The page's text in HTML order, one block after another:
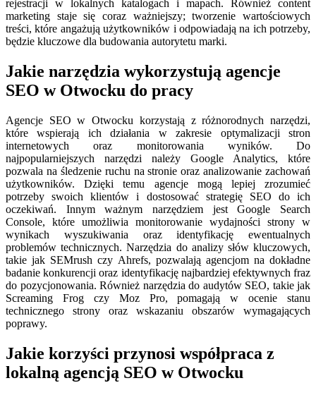
rejestracji w lokalnych katalogach i mapach. Również content
marketing staje się coraz ważniejszy; tworzenie wartościowych
treści, które angażują użytkowników i odpowiadają na ich potrzeby,
będzie kluczowe dla budowania autorytetu marki.
Jakie narzędzia wykorzystują agencje
SEO w Otwocku do pracy
Agencje SEO w Otwocku korzystają z różnorodnych narzędzi,
które wspierają ich działania w zakresie optymalizacji stron
internetowych oraz monitorowania wyników. Do
najpopularniejszych narzędzi należy Google Analytics, które
pozwala na śledzenie ruchu na stronie oraz analizowanie zachowań
użytkowników. Dzięki temu agencje mogą lepiej zrozumieć
potrzeby swoich klientów i dostosować strategię SEO do ich
oczekiwań. Innym ważnym narzędziem jest Google Search
Console, które umożliwia monitorowanie wydajności strony w
wynikach wyszukiwania oraz identyfikację ewentualnych
problemów technicznych. Narzędzia do analizy słów kluczowych,
takie jak SEMrush czy Ahrefs, pozwalają agencjom na dokładne
badanie konkurencji oraz identyfikację najbardziej efektywnych fraz
do pozycjonowania. Również narzędzia do audytów SEO, takie jak
Screaming Frog czy Moz Pro, pomagają w ocenie stanu
technicznego strony oraz wskazaniu obszarów wymagających
poprawy.
Jakie korzyści przynosi współpraca z
lokalną agencją SEO w Otwocku